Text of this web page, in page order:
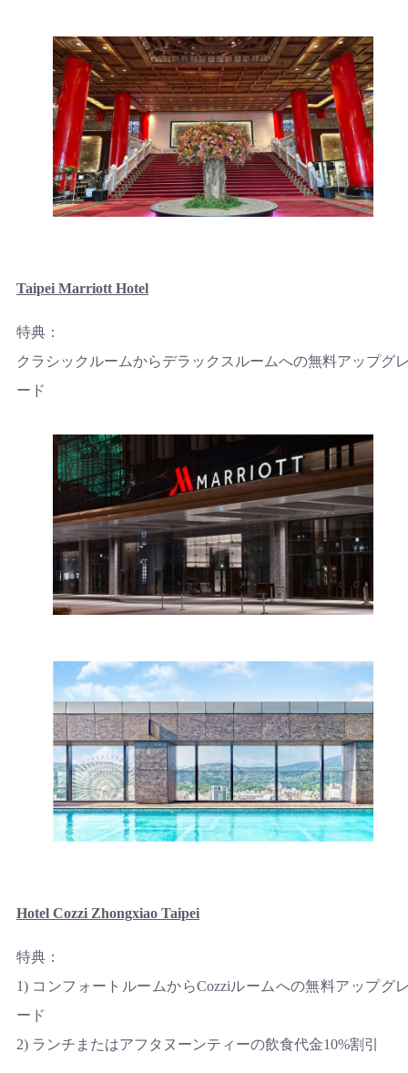
Taipei Marriott Hotel
特典：
クラシックルームからデラックスルームへの無料アップグ
ード
Hotel Cozzi Zhongxiao Taipei
特典：
1) コンフォートルームからCozziルームへの無料アップグ
ード
2) ランチまたはアフタヌーンティーの飲食代金10%割引